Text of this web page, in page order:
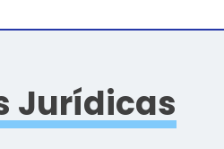
Jurídicas